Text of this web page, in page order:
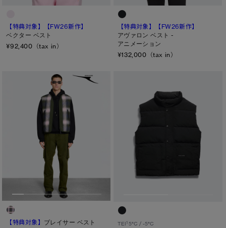
メイドインジャパンTシャツ
アパレル
アクセサリー
フットウェア
コレクション
メイドインジャパンTシャツ
アパレル
アクセサリー
フットウェア
コレクション
下取り申請
キッズ
カテゴリ
ディスク
クラシック ディスク
ホワイト ディスク
ト―ナル ディスク
PBI ディスク
ディスクなし
TEI１：5℃/-5℃
【特典対象】
【FW26新作】
ベクター ベスト
¥92,400（tax in）
【特典対象】
【FW26新作】
アヴァロン ベスト -
アニメーション
¥132,000（tax in）
【特典対象】 ブレイサー ベスト
TEI15°C / -5°C